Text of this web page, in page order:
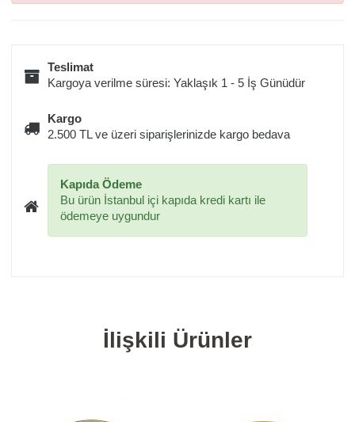
Teslimat
Kargoya verilme süresi: Yaklaşık 1 - 5 İş Günüdür
Kargo
2.500 TL ve üzeri siparişlerinizde kargo bedava
Kapıda Ödeme
Bu ürün İstanbul içi kapıda kredi kartı ile
ödemeye uygundur
İlişkili Ürünler